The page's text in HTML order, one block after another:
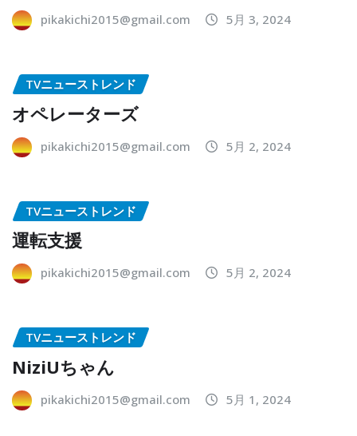
pikakichi2015@gmail.com 5月 3, 2024
TVニューストレンド
オペレーターズ
pikakichi2015@gmail.com 5月 2, 2024
TVニューストレンド
運転支援
pikakichi2015@gmail.com 5月 2, 2024
TVニューストレンド
NiziUちゃん
pikakichi2015@gmail.com 5月 1, 2024